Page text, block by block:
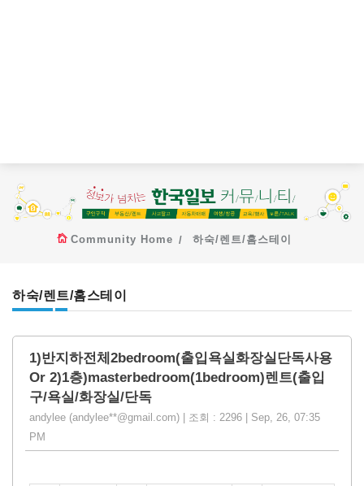
Community Home 하숙/렌트/홈스테이
하숙/렌트/홈스테이
1)반지하전체2bedroom(출입욕실화장실단독사용
Or 2)1층)masterbedroom(1bedroom)렌트(출입
구/욕실/화장실/단독
andylee (andylee**@gmail.com) | 조회 : 2296 | Sep, 26, 07:35
PM